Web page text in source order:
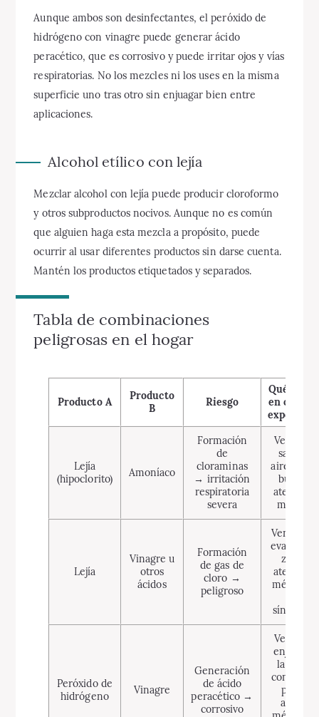
Aunque ambos son desinfectantes, el peróxido de
hidrógeno con vinagre puede generar ácido
peracético, que es corrosivo y puede irritar ojos y vías
respiratorias. No los mezcles ni los uses en la misma
superficie uno tras otro sin enjuagar bien entre
aplicaciones.
Alcohol etílico con lejía
Mezclar alcohol con lejía puede producir cloroformo
y otros subproductos nocivos. Aunque no es común
que alguien haga esta mezcla a propósito, puede
ocurrir al usar diferentes productos sin darse cuenta.
Mantén los productos etiquetados y separados.
Tabla de combinaciones
peligrosas en el hogar
Producto A
Producto
B
Riesgo
Qué hacer
en caso de
Lejía
(hipoclorito)
Amoníaco
Formación
de
cloraminas
→ irritación
respiratoria
severa
Ventilar,
salir al
aire libre,
buscar
atención
médica
Lejía
Vinagre u
otros
ácidos
Formación
de gas de
cloro →
peligroso
Ventilar y
evacuar la
zona;
atención
médica si
síntomas
Peróxido de
hidrógeno
Vinagre
Generación
de ácido
peracético →
corrosivo
Ventilar,
enjuagar
la zona
con agua,
pedir
ayuda